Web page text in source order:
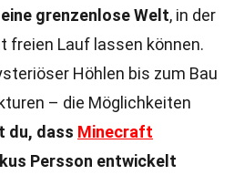
grenzenlose Welt, in der
freien Lauf lassen können.
Höhlen bis zum Bau
– die Möglichkeiten
du, dass Minecraft
Persson entwickelt